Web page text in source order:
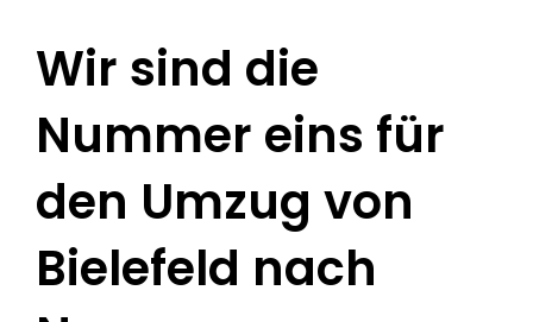
Wir sind die
Nummer eins für
den Umzug von
Bielefeld nach